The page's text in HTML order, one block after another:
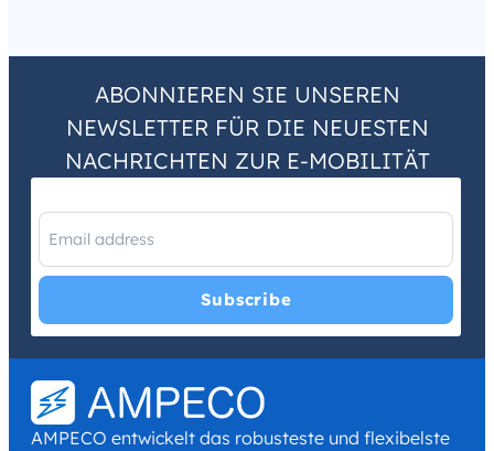
ABONNIEREN SIE UNSEREN
NEWSLETTER FÜR DIE NEUESTEN
NACHRICHTEN ZUR E-MOBILITÄT
I have read and agree with thePrivacy PolicyandTerms and
Conditions.*
AMPECO entwickelt das robusteste und flexibelste